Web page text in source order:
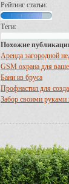
Рейтинг статьи:
Теги:
Похожие
Аренда загородной
GSM охрана для
Бани из бруса
Профнастил для
Забор своими руками